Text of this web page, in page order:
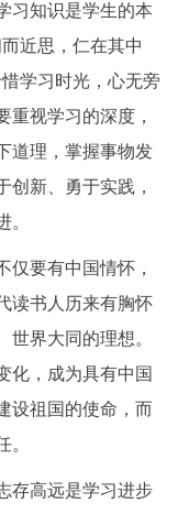
知识是学生的本
近思，仁在其中
学习时光，心无旁
重视学习的深度，
道理，掌握事物发
创新、勇于实践，
。
要有中国情怀，
读书人历来有胸怀
界大同的理想。
化，成为具有中国
设祖国的使命，而
。
高远是学习进步